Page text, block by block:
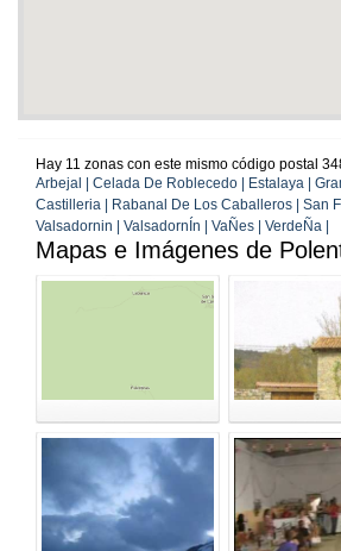
Hay 11 zonas con este mismo código postal
Arbejal | Celada De Roblecedo | Estalaya |
Castilleria | Rabanal De Los Caballeros | San
Valsadornin | ValsadornÍn | VaÑes | VerdeÑa |
Mapas e Imágenes de